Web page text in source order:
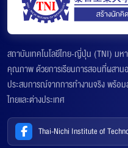
สถาบันเทคโนโลยีไทย-ญี่ปุ่น (TNI) ม
คุณภาพ ด้วยการเรียนการสอนที่ผสาน
ประสบการณ์จากการทำงานจริง พร้อม
ไทยและต่างประเทศ
Thai-Nichi Institute of